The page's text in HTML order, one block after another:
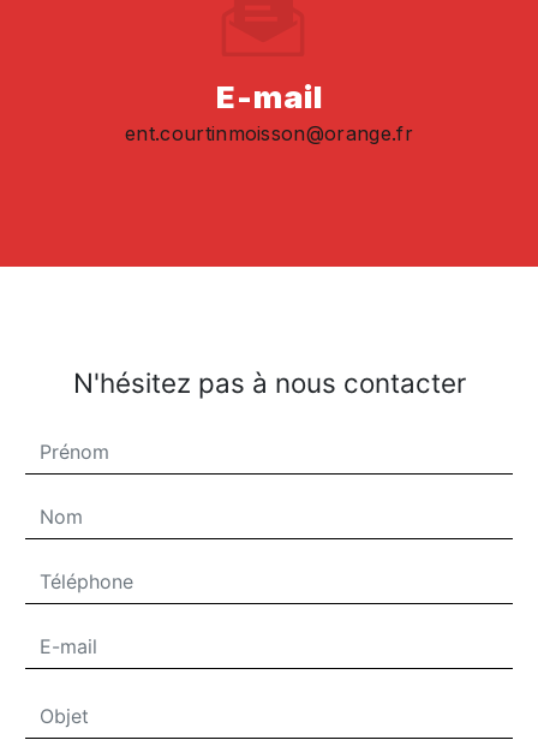
E-mail
ent.courtinmoisson@orange.fr
N'hésitez pas à nous contacter